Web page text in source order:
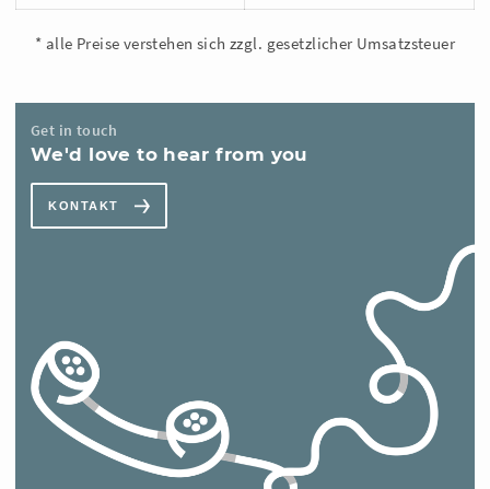
* alle Preise verstehen sich zzgl. gesetzlicher Umsatzsteuer
Get in touch
We'd love to hear from you
KONTAKT